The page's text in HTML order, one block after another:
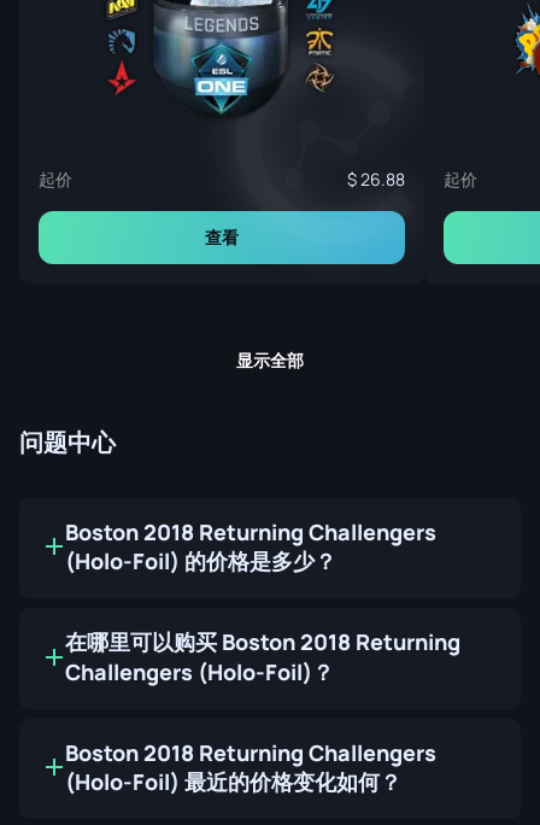
起价 26.88
查看
起价
显示全部
问题中心
Boston 2018 Returning Challengers
(Holo-Foil) 的价格是多少？
在哪里可以购买 Boston 2018 Returning
Challengers (Holo-Foil)？
Boston 2018 Returning Challengers
(Holo-Foil) 最近的价格变化如何？